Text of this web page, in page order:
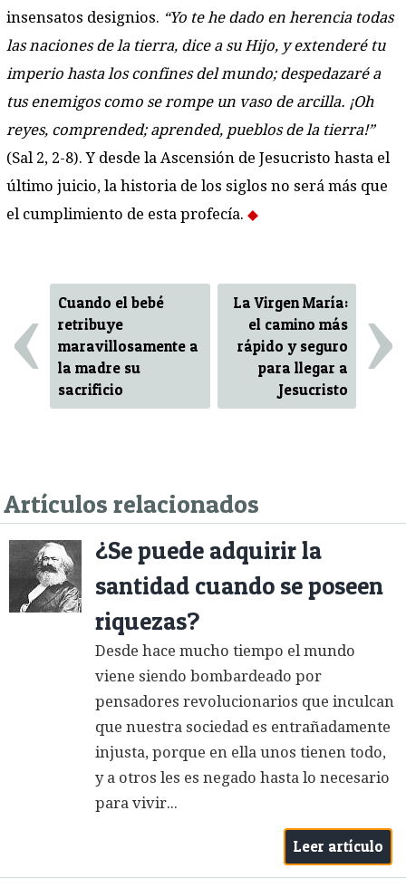
insensatos designios. “Yo te he dado en herencia todas
las naciones de la tierra, dice a su Hijo, y extenderé tu
imperio hasta los confines del mundo; despedazaré a
tus enemigos como se rompe un vaso de arcilla. ¡Oh
reyes, comprended; aprended, pueblos de la tierra!”
(Sal 2, 2-8). Y desde la Ascensión de Jesucristo hasta el
último juicio, la historia de los siglos no será más que
el cumplimiento de esta profecía.
‹
Cuando el bebé
retribuye
maravillosamente a
la madre su
sacrificio
La Virgen María:
el camino más
rápido y seguro
para llegar a
Jesucristo
›
Artículos relacionados
¿Se puede adquirir la
santidad cuando se poseen
riquezas?
Desde hace mucho tiempo el mundo
viene siendo bombardeado por
pensadores revolucionarios que inculcan
que nuestra sociedad es entrañadamente
injusta, porque en ella unos tienen todo,
y a otros les es negado hasta lo necesario
para vivir...
Leer artículo